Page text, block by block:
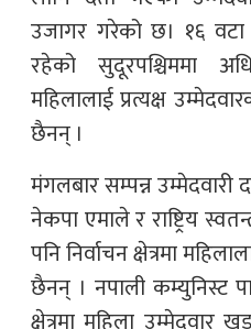
उजागर गरेको छ। १६ वटा
रहेको सुदूरपश्चिममा
महिलालाई प्रत्यक्ष
छैनन् ।
मंगलबार सम्पन्न उम्मेदवारी
नेकपा एमाले र राष्ट्रिय
पनि निर्वाचन क्षेत्रमा
छैनन् । नपाली कम्युनिस्ट